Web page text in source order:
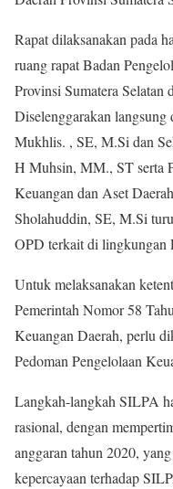
Rapat dilaksanakan pada
ruang rapat Badan
Provinsi Sumatera Selatan
Diselenggarakan
Mukhlis. , SE, M.Si dan
H Muhsin, MM., ST serta
Keuangan dan Aset
Sholahuddin, SE, M.Si
OPD terkait di lingkungan
Untuk melaksanakan
Pemerintah Nomor 58
Keuangan Daerah, perlu
Pedoman Pengelolaan
Langkah-langkah SILPA
rasional, dengan
anggaran tahun 2020,
kepercayaan terhadap